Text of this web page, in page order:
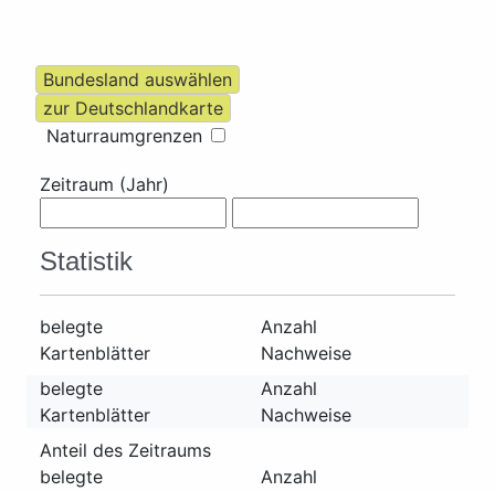
Naturraumgrenzen
Zeitraum (Jahr)
Statistik
belegte
Kartenblätter
Anzahl
Nachweise
belegte
Kartenblätter
Anzahl
Nachweise
Anteil des Zeitraums
belegte
Anzahl